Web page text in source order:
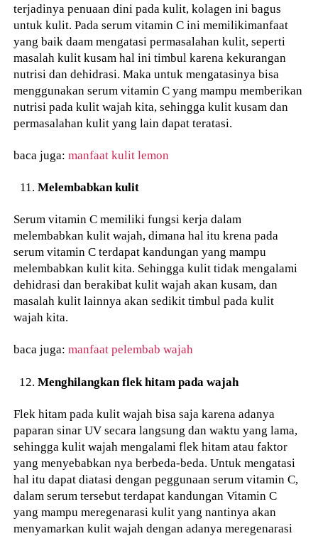
terjadinya penuaan dini pada kulit, kolagen ini bagus
untuk kulit. Pada serum vitamin C ini memilikimanfaat
yang baik daam mengatasi permasalahan kulit, seperti
masalah kulit kusam hal ini timbul karena kekurangan
nutrisi dan dehidrasi. Maka untuk mengatasinya bisa
menggunakan serum vitamin C yang mampu memberikan
nutrisi pada kulit wajah kita, sehingga kulit kusam dan
permasalahan kulit yang lain dapat teratasi.
baca juga:manfaat kulit lemon
Melembabkan kulit
Serum vitamin C memiliki fungsi kerja dalam
melembabkan kulit wajah, dimana hal itu krena pada
serum vitamin C terdapat kandungan yang mampu
melembabkan kulit kita. Sehingga kulit tidak mengalami
dehidrasi dan berakibat kulit wajah akan kusam, dan
masalah kulit lainnya akan sedikit timbul pada kulit
wajah kita.
baca juga:manfaat pelembab wajah
Menghilangkan flek hitam pada wajah
Flek hitam pada kulit wajah bisa saja karena adanya
paparan sinar UV secara langsung dan waktu yang lama,
sehingga kulit wajah mengalami flek hitam atau faktor
yang menyebabkan nya berbeda-beda. Untuk mengatasi
hal itu dapat diatasi dengan peggunaan serum vitamin C,
dalam serum tersebut terdapat kandungan Vitamin C
yang mampu meregenarasi kulit yang nantinya akan
menyamarkan kulit wajah dengan adanya meregenarasi